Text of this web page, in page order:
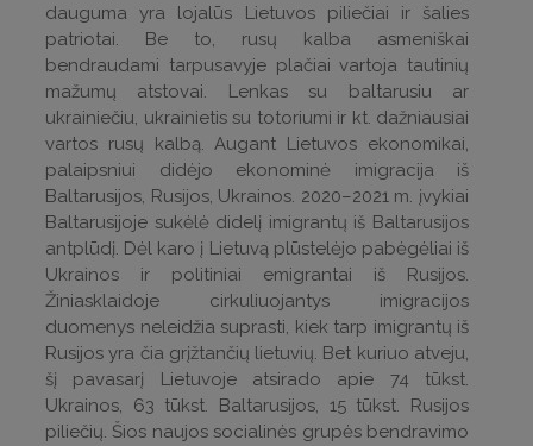
dauguma yra lojalūs Lietuvos piliečiai ir šalies
patriotai. Be to, rusų kalba asmeniškai
bendraudami tarpusavyje plačiai vartoja tautinių
mažumų atstovai. Lenkas su baltarusiu ar
ukrainiečiu, ukrainietis su totoriumi ir kt. dažniausiai
vartos rusų kalbą. Augant Lietuvos ekonomikai,
palaipsniui didėjo ekonominė imigracija iš
Baltarusijos, Rusijos, Ukrainos. 2020–2021 m. įvykiai
Baltarusijoje sukėlė didelį imigrantų iš Baltarusijos
antplūdį. Dėl karo į Lietuvą plūstelėjo pabėgėliai iš
Ukrainos ir politiniai emigrantai iš Rusijos.
Žiniasklaidoje cirkuliuojantys imigracijos
duomenys neleidžia suprasti, kiek tarp imigrantų iš
Rusijos yra čia grįžtančių lietuvių. Bet kuriuo atveju,
šį pavasarį Lietuvoje atsirado apie 74 tūkst.
Ukrainos, 63 tūkst. Baltarusijos, 15 tūkst. Rusijos
piliečių. Šios naujos socialinės grupės bendravimo